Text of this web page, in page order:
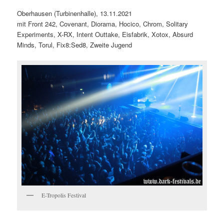
Oberhausen (Turbinenhalle), 13.11.2021
mit Front 242, Covenant, Diorama, Hocico, Chrom, Solitary
Experiments, X-RX, Intent Outtake, Eisfabrik, Xotox, Absurd
Minds, Torul, Fix8:Sed8, Zweite Jugend
E-Tropolis Festival